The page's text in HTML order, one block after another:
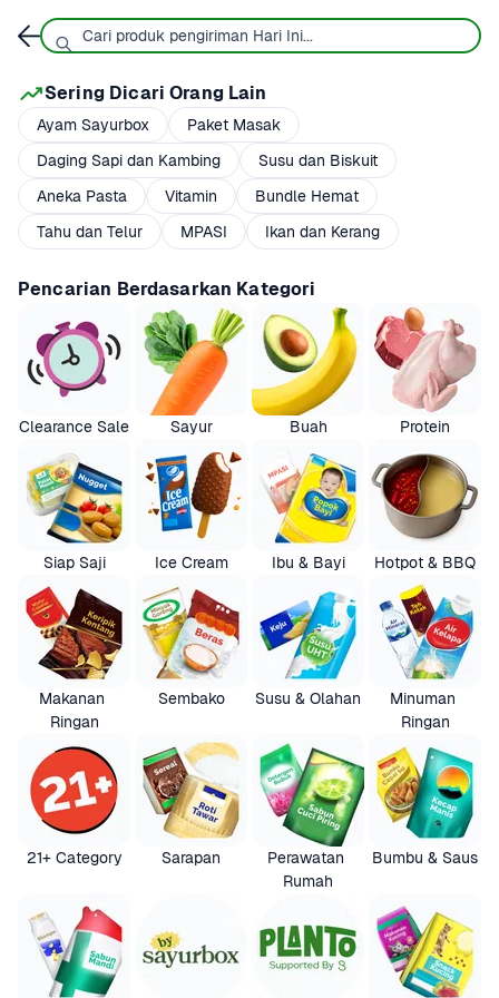
Sering Dicari Orang Lain
Ayam Sayurbox
Paket Masak
Daging Sapi dan Kambing
Susu dan Biskuit
Aneka Pasta
Vitamin
Bundle Hemat
Tahu dan Telur
MPASI Ikan dan Kerang
Pencarian Berdasarkan Kategori
Clearance Sale Sayur Buah Protein
Siap Saji Ice Cream Ibu & Bayi Hotpot & BBQ
Makanan
Ringan
Sembako Susu & Olahan
Minuman
Ringan
21+ Category Sarapan
Perawatan
Rumah
Bumbu & Saus